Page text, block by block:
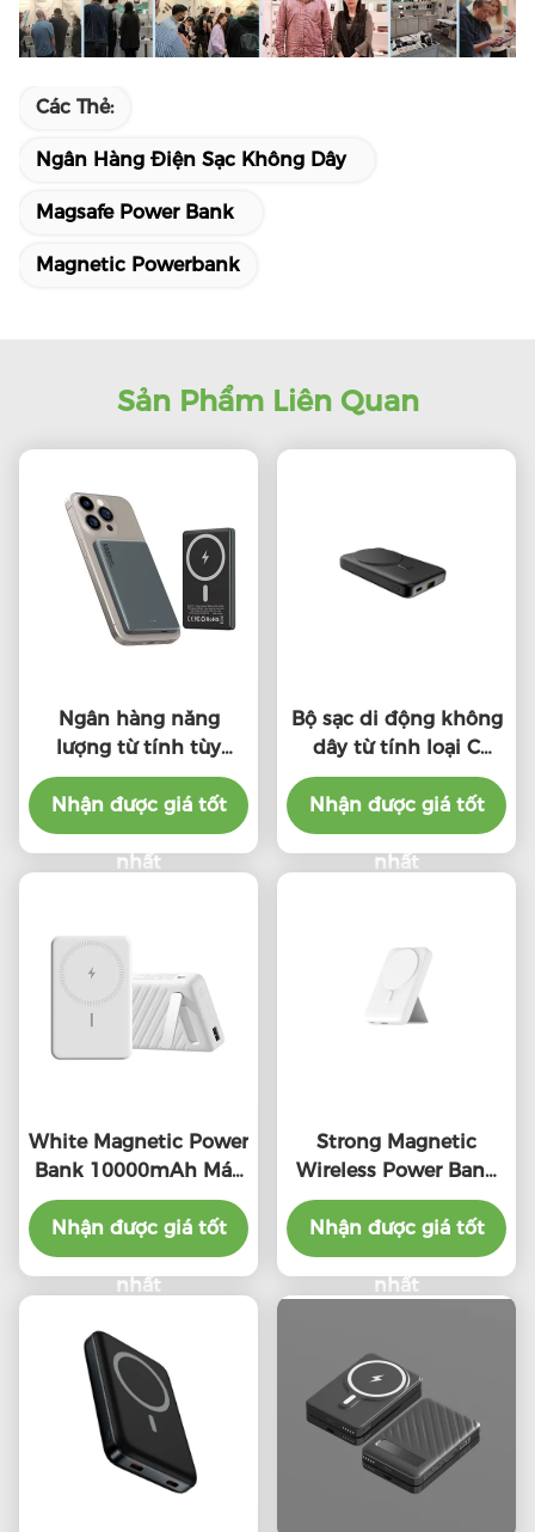
Các Thẻ:
Ngân Hàng Điện Sạc Không Dây
Magsafe Power Bank
Magnetic Powerbank
Sản Phẩm Liên Quan
Ngân hàng năng
lượng từ tính tùy
chỉnh 5000mAh 5W
7.5W Ngân hàng năng
lượng không dây di
động
Nhận được giá tốt
nhất
Bộ sạc di động không
dây từ tính loại C
Power Bank
10000mAh
Nhận được giá tốt
nhất
White Magnetic Power
Bank 10000mAh Máy
sạc di động từ tính
Nhận được giá tốt
nhất
Strong Magnetic
Wireless Power Bank
Portable Magsafe
Charger Power Bank
10000mAh
Nhận được giá tốt
nhất